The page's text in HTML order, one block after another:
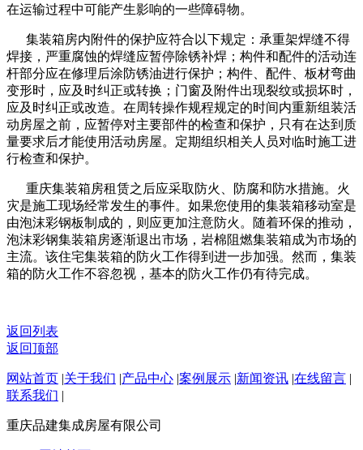
在运输过程中可能产生影响的一些障碍物。
集装箱房内附件的保护应符合以下规定：承重架焊缝不得
焊接，严重腐蚀的焊缝应暂停除锈补焊；构件和配件的活动连
杆部分应在修理后涂防锈油进行保护；构件、配件、板材弯曲
变形时，应及时纠正或转换；门窗及附件出现裂纹或损坏时，
应及时纠正或改造。在周转操作规程规定的时间内重新组装活
动房屋之前，应暂停对主要部件的检查和保护，只有在达到质
量要求后才能使用活动房屋。定期组织相关人员对临时施工进
行检查和保护。
重庆集装箱房租赁之后应采取防火、防腐和防水措施。火
灾是施工现场经常发生的事件。如果您使用的集装箱移动室是
由泡沫彩钢板制成的，则应更加注意防火。随着环保的推动，
泡沫彩钢集装箱房逐渐退出市场，岩棉阻燃集装箱成为市场的
主流。该住宅集装箱的防火工作得到进一步加强。然而，集装
箱的防火工作不容忽视，基本的防火工作仍有待完成。
返回列表
返回顶部
网站首页 |关于我们 |产品中心 |案例展示 |新闻资讯 |在线留言 |
联系我们 |
重庆品建集成房屋有限公司